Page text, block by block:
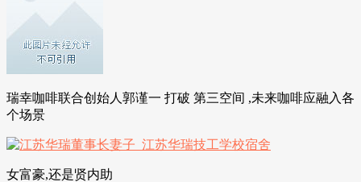
瑞幸咖啡联合创始人郭谨一 打破 第三空间 ,未来咖啡应融入各
个场景
女富豪,还是贤内助